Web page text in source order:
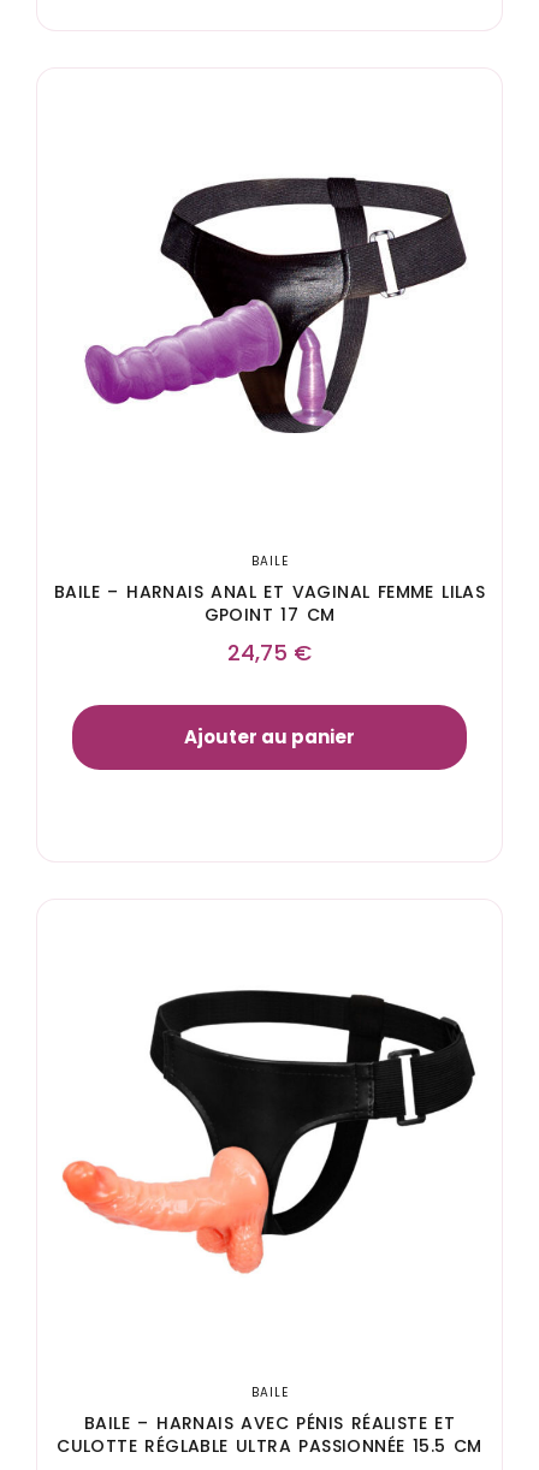
BAILE
BAILE – HARNAIS ANAL ET VAGINAL FEMME LILAS
GPOINT 17 CM
24,75 €
Ajouter au panier
BAILE
BAILE – HARNAIS AVEC PÉNIS RÉALISTE ET
CULOTTE RÉGLABLE ULTRA PASSIONNÉE 15.5 CM